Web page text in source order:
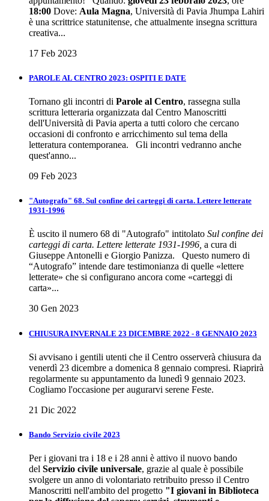
18:00 Dove: Aula Magna, Università di Pavia Jhumpa Lahiri
è una scrittrice statunitense, che attualmente insegna scrittura
creativa...
17 Feb 2023
PAROLE AL CENTRO 2023: OSPITI E DATE
Tornano gli incontri di Parole al Centro, rassegna sulla
scrittura letteraria organizzata dal Centro Manoscritti
dell'Università di Pavia aperta a tutti coloro che cercano
occasioni di confronto e arricchimento sul tema della
letteratura contemporanea. Gli incontri vedranno anche
quest'anno...
09 Feb 2023
"Autografo" 68. Sul confine dei carteggi di carta. Lettere letterate
1931-1996
È uscito il numero 68 di "Autografo" intitolato Sul confine dei
carteggi di carta. Lettere letterate 1931-1996, a cura di
Giuseppe Antonelli e Giorgio Panizza. Questo numero di
“Autografo” intende dare testimonianza di quelle «lettere
letterate» che si configurano ancora come «carteggi di
carta»...
30 Gen 2023
CHIUSURA INVERNALE 23 DICEMBRE 2022 - 8 GENNAIO 2023
Si avvisano i gentili utenti che il Centro osserverà chiusura da
venerdì 23 dicembre a domenica 8 gennaio compresi. Riaprirà
regolarmente su appuntamento da lunedì 9 gennaio 2023.
Cogliamo l'occasione per augurarvi serene Feste.
21 Dic 2022
Bando Servizio civile 2023
Per i giovani tra i 18 e i 28 anni è attivo il nuovo bando
del Servizio civile universale, grazie al quale è possibile
svolgere un anno di volontariato retribuito presso il Centro
Manoscritti nell'ambito del progetto "I giovani in Biblioteca